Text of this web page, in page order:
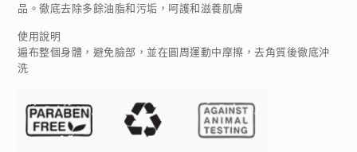
品。徹底去除多餘油脂和污垢，呵護和滋養肌膚
使用說明
遍布整個身體，避免臉部，並在圓周運動中摩擦，去角質後徹底沖
洗